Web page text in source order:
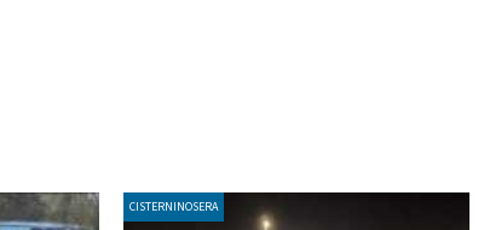
CISTERNINOSERA